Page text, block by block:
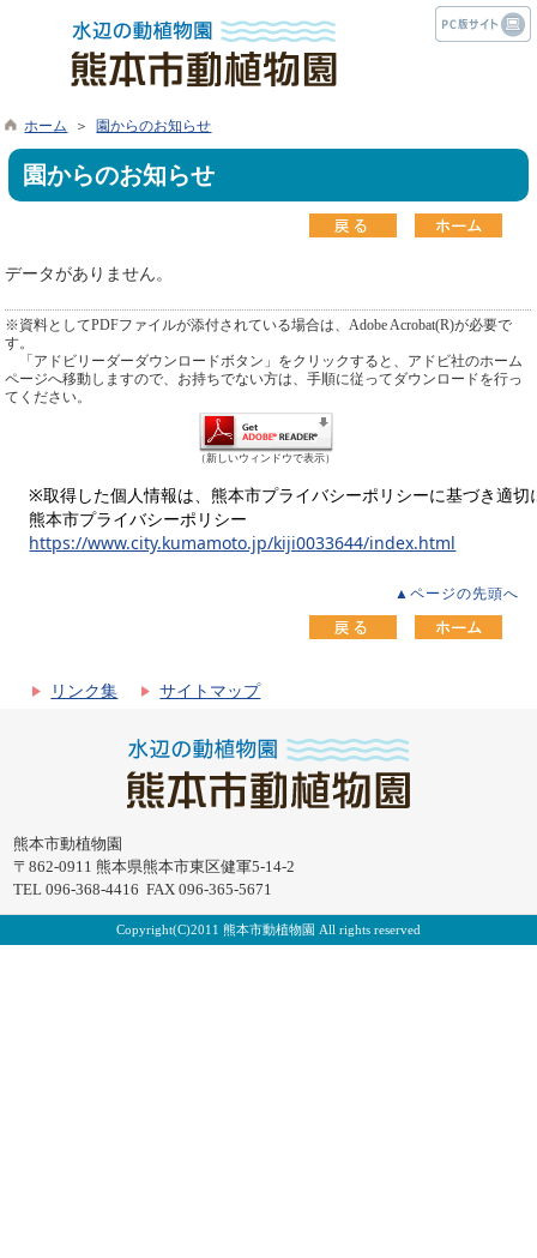
ホーム ＞ 園からのお知らせ
園からのお知らせ
データがありません。
※資料としてPDFファイルが添付されている場合は、Adobe Acrobat(R)が必要で
す。
「アドビリーダーダウンロードボタン」をクリックすると、アドビ社のホーム
ページへ移動しますので、お持ちでない方は、手順に従ってダウンロードを行っ
てください。
（新しいウィンドウで表示）
※取得した個人情報は、熊本市プライバシーポリシーに基づき適切
熊本市プライバシーポリシー
https://www.city.kumamoto.jp/kiji0033644/index.html
▲ページの先頭へ
リンク集 サイトマップ
熊本市動植物園
〒862-0911 熊本県熊本市東区健軍5-14-2
TEL 096-368-4416 FAX 096-365-5671
Copyright(C)2011 熊本市動植物園 All rights reserved